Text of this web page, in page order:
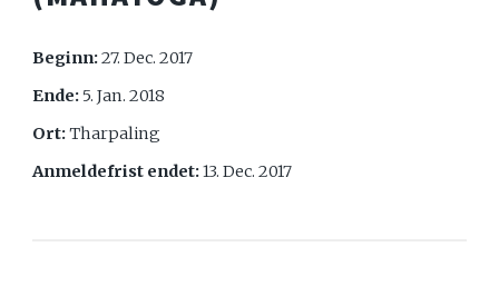
Beginn:27. Dec. 2017
Ende: 5. Jan. 2018
Ort:Tharpaling
Anmeldefrist endet:13. Dec. 2017